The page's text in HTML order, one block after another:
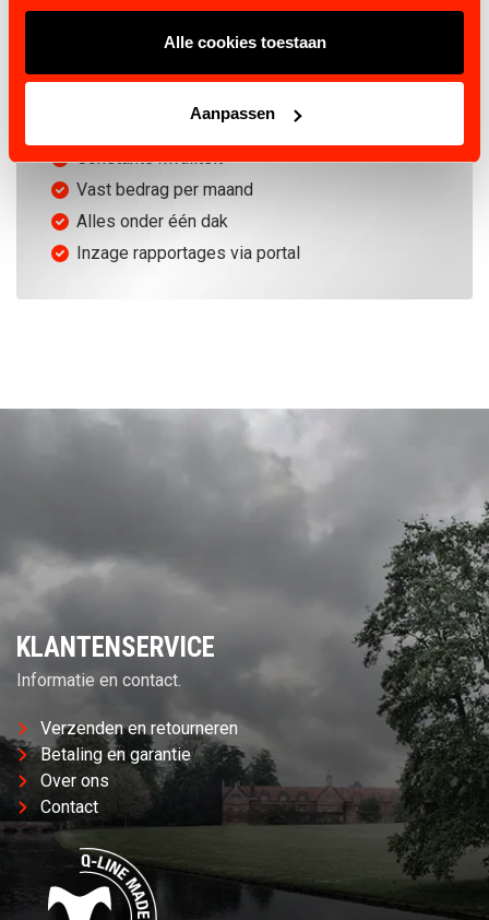
Alle cookies toestaan
Aanpassen
SERVICE ABONNEMENT
Gratis inventarisatie
Constante kwaliteit
Vast bedrag per maand
Alles onder één dak
Inzage rapportages via portal
KLANTENSERVICE
Informatie en contact.
Verzenden en retourneren
Betaling en garantie
Over ons
Contact